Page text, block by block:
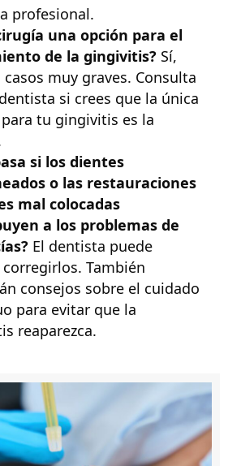
profesional.
una opción para el
de la gingivitis? Sí,
casos muy graves. Consulta
si crees que la única
tu gingivitis es la
si los dientes
o las restauraciones
mal colocadas
a los problemas de
El dentista puede
También
consejos sobre el cuidado
para evitar que la
reaparezca.